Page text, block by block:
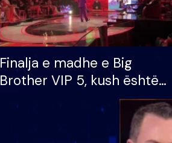
Finalja e madhe e Big
Brother VIP 5, kush është
banori i parë që lë shtëpinë
dhe humb mundësinë për
të fituar çmimin e madh